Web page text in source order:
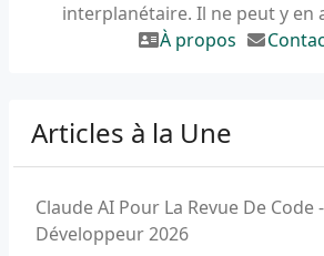
interplanétaire. Il ne peut y en
À propos
Articles à la Une
Claude AI Pour La Revue De Code
Développeur 2026